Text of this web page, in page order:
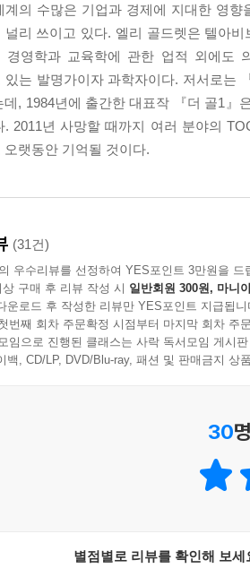
계의 수많은 기업과 경제에 지대한 영
널리 쓰이고 있다. 엘리 골드렛은 텔아
경영학과 교육학에 관한 업적 외에도
있는 발명가이자 과학자이다. 저서로는
데, 1984년에 출간한 대표작 『더 골1』
. 2011년 사망할 때까지 여러 분야의
오랫동안 기억될 것이다.
(31건)
우수리뷰를 선정하여 YES포인트 3만원을 드
구매 후 리뷰 작성 시 일반회원 300원, 마니
운로드 후 작성한 리뷰만 YES포인트 지급됩니
번째 회차 주문확정 시점부터 마지막 회차 주
임으로 진행된 클래스는 사락 독서모임 게시
백, CD/LP, DVD/Blu-ray, 패션 및 판매금지 상
30
별점별로 리뷰를 확인해 보세